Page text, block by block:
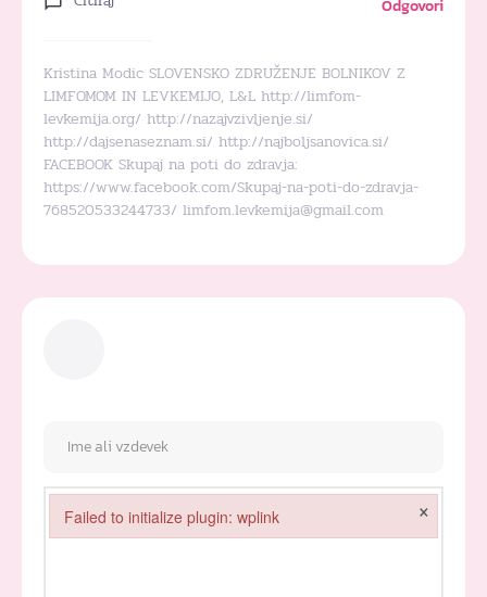
Odgovori
Kristina Modic SLOVENSKO ZDRUŽENJE BOLNIKOV Z
LIMFOMOM IN LEVKEMIJO, L&L http://limfom-
levkemija.org/ http://nazajvzivljenje.si/
http://dajsenaseznam.si/ http://najboljsanovica.si/
FACEBOOK Skupaj na poti do zdravja:
https://www.facebook.com/Skupaj-na-poti-do-zdravja-
768520533244733/ limfom.levkemija@gmail.com
Failed to initialize plugin: wplink ×
Failed to initialize plugin: wplink